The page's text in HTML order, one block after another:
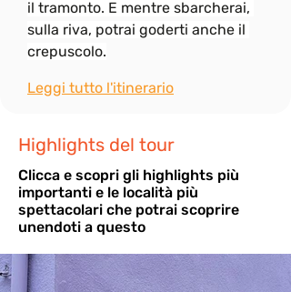
il tramonto. E mentre sbarcherai,
sulla riva, potrai goderti anche il
crepuscolo.
Leggi tutto l'itinerario
Highlights del tour
Clicca e scopri gli highlights più
importanti e le località più
spettacolari che potrai scoprire
unendoti a questo